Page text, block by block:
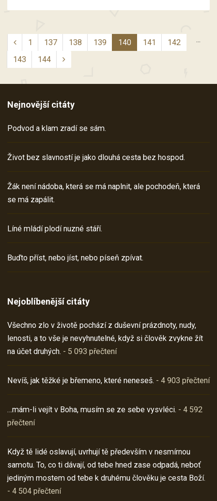
1 ...
137 138 139 140 141
142
143
144
Nejnovější citáty
Podvod a klam zradí se sám.
Život bez slavností je jako dlouhá cesta bez hospod.
Žák není nádoba, která se má naplnit, ale pochodeň, která
se má zapálit.
Líné mládí plodí nuzné stáří.
Buďto příst, nebo jíst, nebo píseň zpívat.
Nejoblíbenější citáty
Všechno zlo v životě pochází z duševní prázdnoty, nudy,
lenosti, a to vše je nevyhnutelné, když si člověk zvykne žít
na účet druhých. - 5 093 přečtení
Nevíš, jak těžké je břemeno, které neneseš. - 4 903 přečtení
…mám-li vejít v Boha, musím se ze sebe vysvléci. - 4 592
přečtení
Když tě lidé oslavují, uvrhují tě především v nesmírnou
samotu. To, co ti dávají, od tebe hned zase odpadá, neboť
jediným mostem od tebe k druhému člověku je cesta Boží.
- 4 504 přečtení